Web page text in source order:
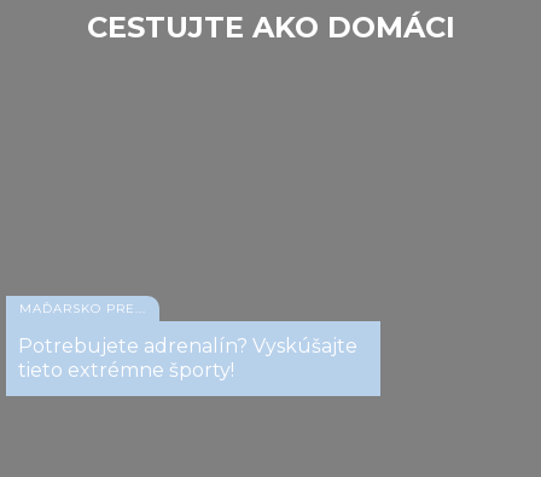
CESTUJTE AKO DOMÁCI
MAĎARSKO PRE...
Potrebujete adrenalín? Vyskúšajte
tieto extrémne športy!